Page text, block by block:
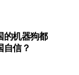
的机器狗都
自信？